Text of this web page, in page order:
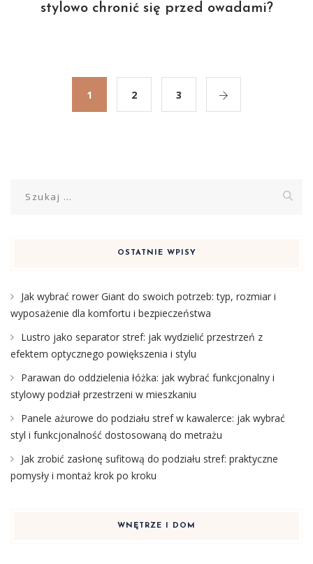
stylowo chronić się przed owadami?
1 2 3
OSTATNIE WPISY
Jak wybrać rower Giant do swoich potrzeb: typ, rozmiar i
wyposażenie dla komfortu i bezpieczeństwa
Lustro jako separator stref: jak wydzielić przestrzeń z
efektem optycznego powiększenia i stylu
Parawan do oddzielenia łóżka: jak wybrać funkcjonalny i
stylowy podział przestrzeni w mieszkaniu
Panele ażurowe do podziału stref w kawalerce: jak wybrać
styl i funkcjonalność dostosowaną do metrażu
Jak zrobić zasłonę sufitową do podziału stref: praktyczne
pomysły i montaż krok po kroku
WNĘTRZE I DOM